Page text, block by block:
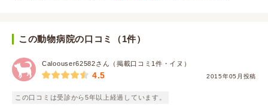
この動物病院の口コミ（1件）
Caloouser62582さん（掲載口コミ1件・イヌ）
2015年05月投稿
4.5
この口コミは受診から5年以上経過しています。